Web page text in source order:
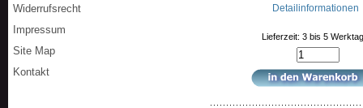
Detailinformationen
Lieferzeit: 3 bis 5
Widerrufsrecht
Impressum
Site Map
Kontakt